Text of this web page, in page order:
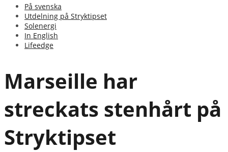
På svenska
Utdelning på Stryktipset
Solenergi
In English
Lifeedge
Marseille har
streckats stenhårt på
Stryktipset